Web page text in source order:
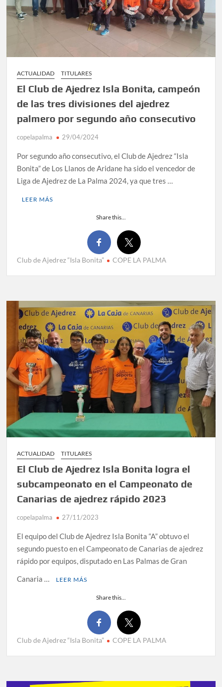
ACTUALIDAD TITULARES
El Club de Ajedrez Isla Bonita, campeón
de las tres divisiones del ajedrez
palmero por segundo año consecutivo
copelapalma 29/04/2024
Por segundo año consecutivo, el Club de Ajedrez “Isla
Bonita” de Los Llanos de Aridane ha sido el vencedor de
Liga de Ajedrez de La Palma 2024, ya que tres …
LEER MÁS
Share this...
Club de Ajedrez “Isla Bonita” COPE LA PALMA
ACTUALIDAD TITULARES
El Club de Ajedrez Isla Bonita logra el
subcampeonato en el Campeonato de
Canarias de ajedrez rápido 2023
copelapalma 27/11/2023
El equipo del Club de Ajedrez Isla Bonita “A” obtuvo el
segundo puesto en el Campeonato de Canarias de ajedrez
rápido por equipos, disputado en Las Palmas de Gran
Canaria …
LEER MÁS
Share this...
Club de Ajedrez “Isla Bonita” COPE LA PALMA